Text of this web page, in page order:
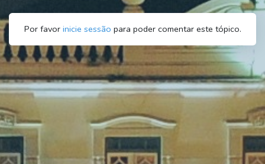
Por favor inicie sessão para poder comentar este tópico.